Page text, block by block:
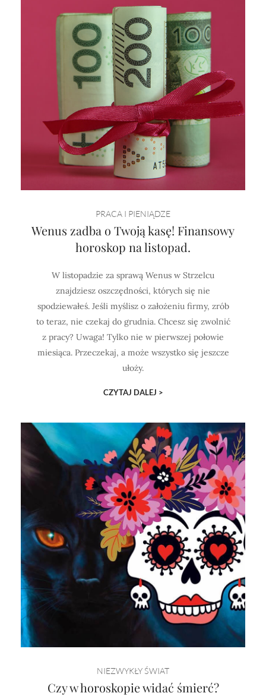
PRACA I PIENIĄDZE
Wenus zadba o Twoją kasę! Finansowy
horoskop na listopad.
W listopadzie za sprawą Wenus w Strzelcu
znajdziesz oszczędności, których się nie
spodziewałeś. Jeśli myślisz o założeniu firmy, zrób
to teraz, nie czekaj do grudnia. Chcesz się zwolnić
z pracy? Uwaga! Tylko nie w pierwszej połowie
miesiąca. Przeczekaj, a może wszystko się jeszcze
ułoży.
CZYTAJ DALEJ >
ODKRYJ!
NIEZWYKŁY ŚWIAT
Czy w horoskopie widać śmierć?